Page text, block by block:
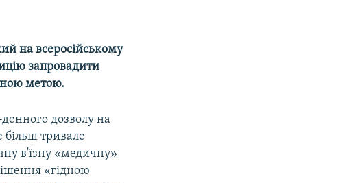
на всеросійському
запровадити
метою.
дозволу на
більш тривале
в'їзну «медичну»
«гідною